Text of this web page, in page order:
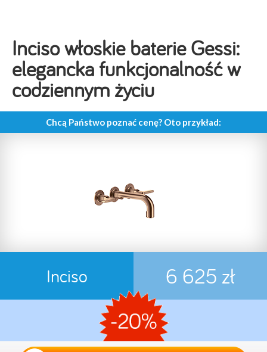
Inciso włoskie baterie Gessi:
elegancka funkcjonalność w
codziennym życiu
Chcą Państwo poznać cenę? Oto przykład:
Inciso 6 625 zł